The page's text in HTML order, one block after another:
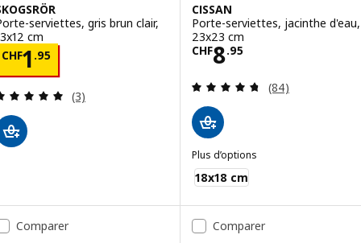
serviettes, gris brun clair,
cm
CHF1 .95
CHF 1.95
Révision: 5 hors de 5 étoiles. Nombre total de
(3)
CISSAN
Porte-serviettes, jacinthe d'eau,
23x23 cm
CHF8.95
Prix CHF 8.95
Révision: 4.7
(84)
Plus d’options
CISSAN
18x18 cm
Comparer Comparer